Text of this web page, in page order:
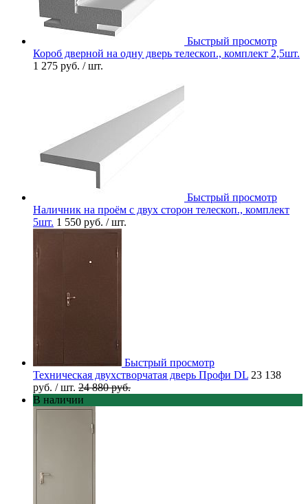
Быстрый просмотр
Короб дверной на одну дверь телескоп., комплект 2,5шт.
1 275 руб. / шт.
Быстрый просмотр
Наличник на проём с двух сторон телескоп., комплект
5шт. 1 550 руб. / шт.
Быстрый просмотр
Техническая двухстворчатая дверь Профи DL 23 138
руб. / шт. 24 880 руб.
В наличии